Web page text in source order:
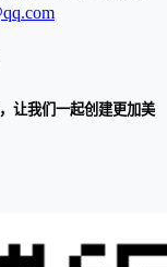
让我们一起创建更加美